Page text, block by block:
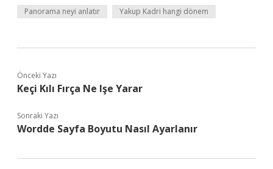
Panorama neyi anlatır Yakup Kadri hangi dönem
Önceki Yazı
Keçi Kılı Fırça Ne Işe Yarar
Sonraki Yazı
Wordde Sayfa Boyutu Nasıl Ayarlanır